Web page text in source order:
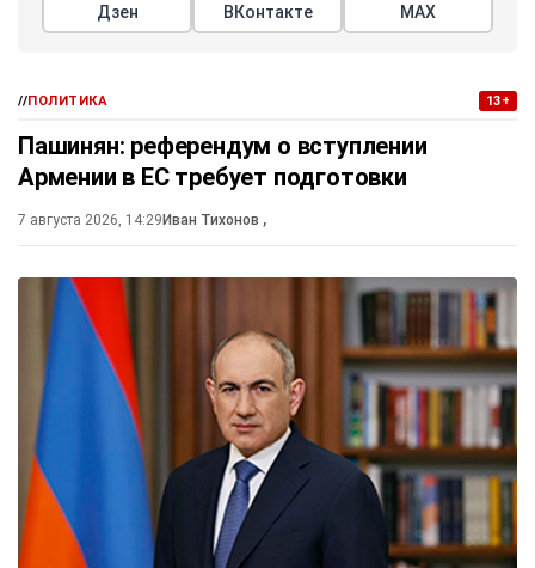
Дзен ВКонтакте МАХ
//ПОЛИТИКА 13+
Пашинян: референдум о вступлении
Армении в ЕС требует подготовки
7 августа 2026, 14:29Иван Тихонов ,